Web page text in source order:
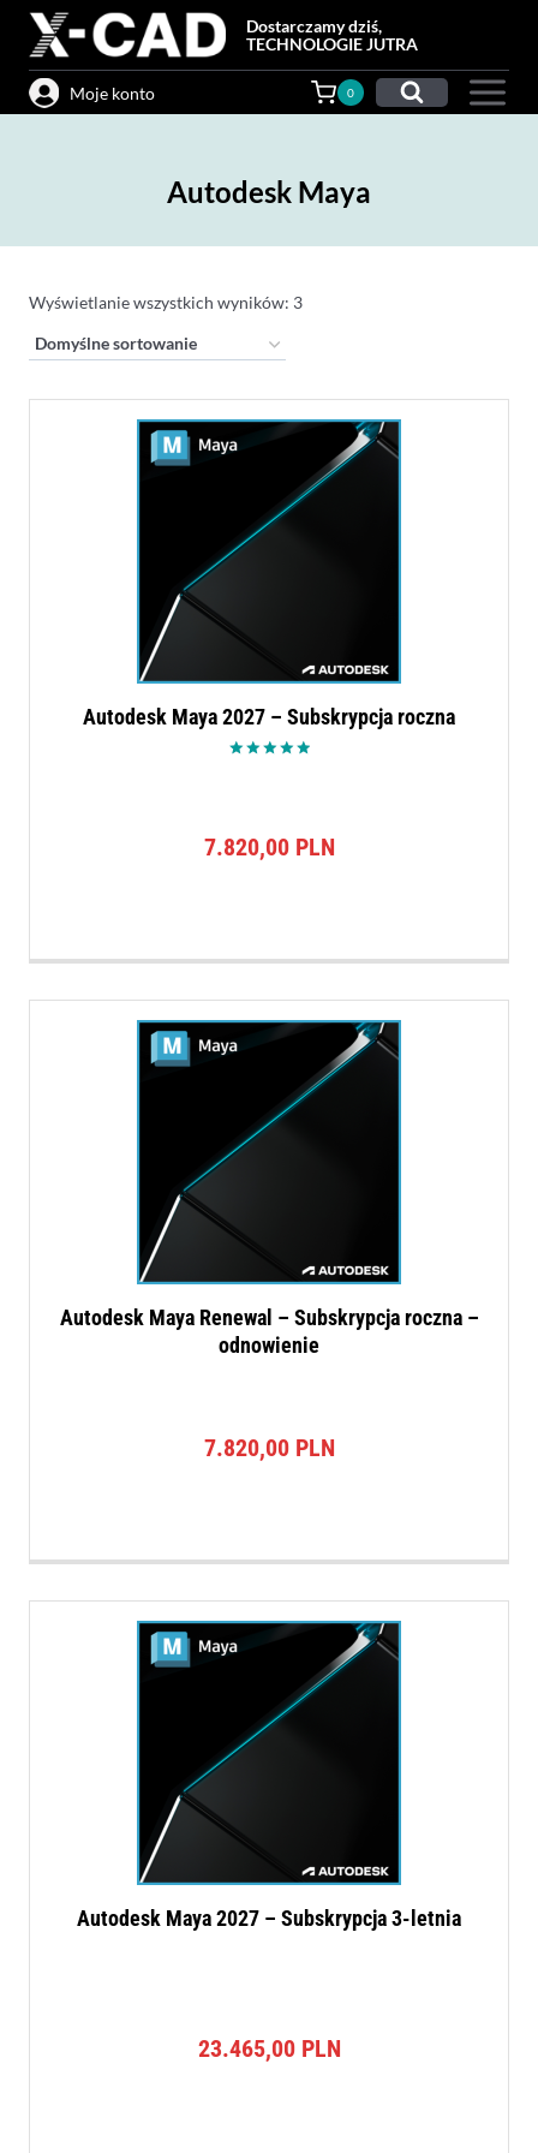
Przejdź
treści
Dostarczamy dziś,
TECHNOLOGIE JUTRA
Moje konto 0
Autodesk Maya
Wyświetlanie wszystkich wyników: 3
Autodesk Maya 2027 – Subskrypcja roczna
7.820,00 PLN
Autodesk Maya Renewal – Subskrypcja roczna –
odnowienie
7.820,00 PLN
Autodesk Maya 2027 – Subskrypcja 3-letnia
23.465,00 PLN